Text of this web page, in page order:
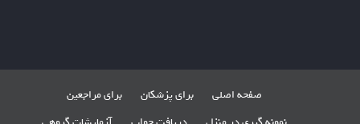
صفحه اصلی برای پزشکان
برای مراجعین